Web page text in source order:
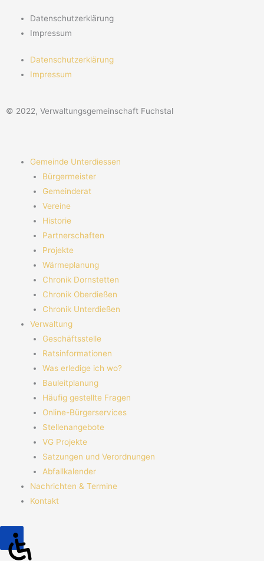
Datenschutzerklärung
Impressum
Datenschutzerklärung
Impressum
© 2022, Verwaltungsgemeinschaft Fuchstal
Gemeinde Unterdiessen
Bürgermeister
Gemeinderat
Vereine
Historie
Partnerschaften
Projekte
Wärmeplanung
Chronik Dornstetten
Chronik Oberdießen
Chronik Unterdießen
Verwaltung
Geschäftsstelle
Ratsinformationen
Was erledige ich wo?
Bauleitplanung
Häufig gestellte Fragen
Online-Bürgerservices
Stellenangebote
VG Projekte
Satzungen und Verordnungen
Abfallkalender
Nachrichten & Termine
Kontakt